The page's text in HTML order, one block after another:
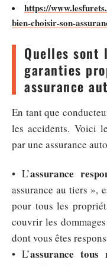
https://
bien-choisir-son-
Quelles sont
garanties
assurance
En tant que
les accidents. Voici
par une assurance
• L’assurance
assurance au tiers »,
pour tous les
couvrir les
dont vous êtes
• L’assurance tous